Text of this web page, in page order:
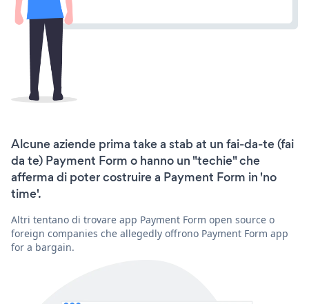
Alcune aziende prima take a stab at un fai-da-te (fai
da te) Payment Form o hanno un "techie" che
afferma di poter costruire a Payment Form in 'no
time'.
Altri tentano di trovare app Payment Form open source o
foreign companies che allegedly offrono Payment Form app
for a bargain.